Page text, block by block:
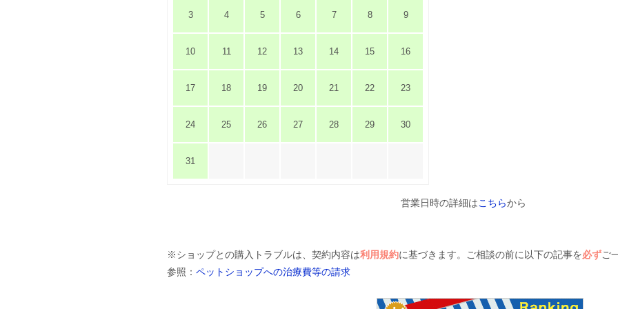
3 4 5 6 7 8 9
10 11 12 13 14 15 16
17 18 19 20 21 22 23
24 25 26 27 28 29 30
31
営業日時の詳細はこちらから
※ショップとの購入トラブルは、契約内容は利用規約に基づきます。ご相談の前に以下の記事を必ずご
参照： ペットショップへの治療費等の請求